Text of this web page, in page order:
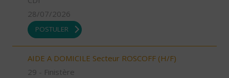
28/07/2026
POSTULER
AIDE A DOMICILE Secteur ROSCOFF (H/F)
29 - Finistère